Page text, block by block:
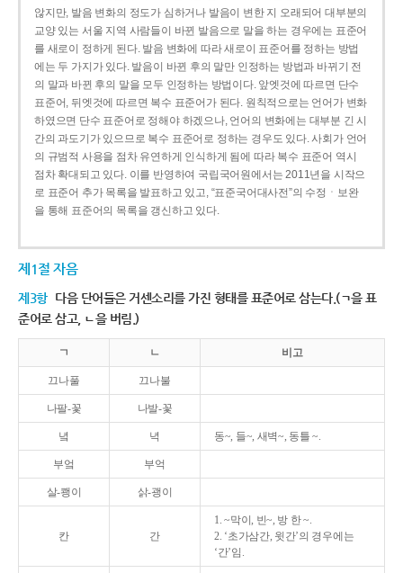
않지만, 발음 변화의 정도가 심하거나 발음이 변한 지 오래되어 대부분의
교양 있는 서울 지역 사람들이 바뀐 발음으로 말을 하는 경우에는 표준어
를 새로이 정하게 된다. 발음 변화에 따라 새로이 표준어를 정하는 방법
에는 두 가지가 있다. 발음이 바뀐 후의 말만 인정하는 방법과 바뀌기 전
의 말과 바뀐 후의 말을 모두 인정하는 방법이다. 앞엣것에 따르면 단수
표준어, 뒤엣것에 따르면 복수 표준어가 된다. 원칙적으로는 언어가 변화
하였으면 단수 표준어로 정해야 하겠으나, 언어의 변화에는 대부분 긴 시
간의 과도기가 있으므로 복수 표준어로 정하는 경우도 있다. 사회가 언어
의 규범적 사용을 점차 유연하게 인식하게 됨에 따라 복수 표준어 역시
점차 확대되고 있다. 이를 반영하여 국립국어원에서는 2011년을 시작으
로 표준어 추가 목록을 발표하고 있고, “표준국어대사전”의 수정ㆍ보완
을 통해 표준어의 목록을 갱신하고 있다.
제1절 자음
제3항 다음 단어들은 거센소리를 가진 형태를 표준어로 삼는다.(ㄱ을 표
준어로 삼고, ㄴ을 버림.)
ㄱ ㄴ 비고
끄나풀 끄나불
나팔-꽃 나발-꽃
녘 녁 동~, 들~, 새벽~, 동틀 ~.
부엌 부억
살-쾡이 삵-괭이
칸 간
1. ~막이, 빈~, 방 한 ~.
2. ‘초가삼간, 윗간’의 경우에는
‘간’임.